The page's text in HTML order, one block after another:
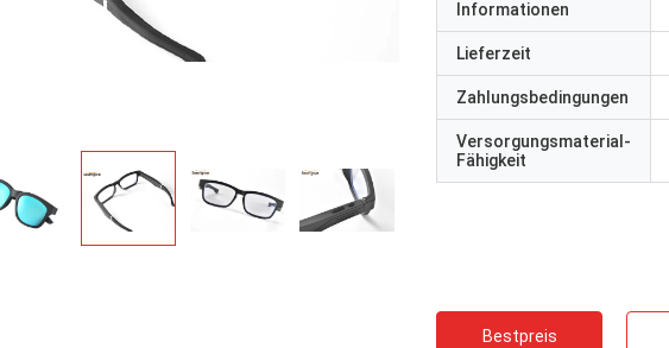
Informationen
Lieferzeit
Zahlungsbedingungen
Versorgungsmaterial-
Fähigkeit
Bestpreis